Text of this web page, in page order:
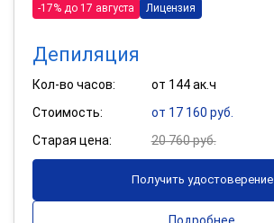
-17% до 17 августа Лицензия
Депиляция
Кол-во часов:
от 144 ак.ч
Стоимость:
от 17 160 руб.
Старая цена:
20 760 руб.
Получить удостоверение